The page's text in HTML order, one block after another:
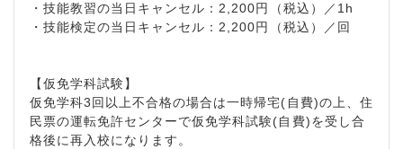
・技能教習の当日キャンセル：2,200円（税込）／1h
・技能検定の当日キャンセル：2,200円（税込）／回
【仮免学科試験】
仮免学科3回以上不合格の場合は一時帰宅(自費)の上、住
民票の運転免許センターで仮免学科試験(自費)を受し合
格後に再入校になります。